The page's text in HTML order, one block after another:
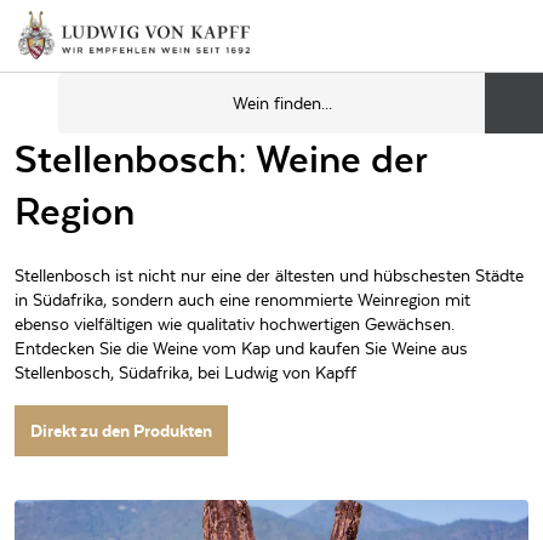
Stellenbosch: Weine der
Region
Stellenbosch ist nicht nur eine der ältesten und hübschesten Städte
in Südafrika, sondern auch eine renommierte Weinregion mit
ebenso vielfältigen wie qualitativ hochwertigen Gewächsen.
Entdecken Sie die Weine vom Kap und kaufen Sie Weine aus
Stellenbosch, Südafrika, bei Ludwig von Kapff
Direkt zu den Produkten